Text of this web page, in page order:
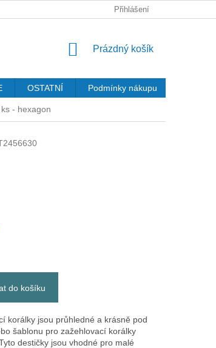
Přihlášení
NÁKUPNÍ
Prázdný košík
OSTATNÍ Podmínky nákupu
- hexagon
do košíku
korálky jsou průhledné a krásně pod
šablonu pro zažehlovací korálky
destičky jsou vhodné pro malé